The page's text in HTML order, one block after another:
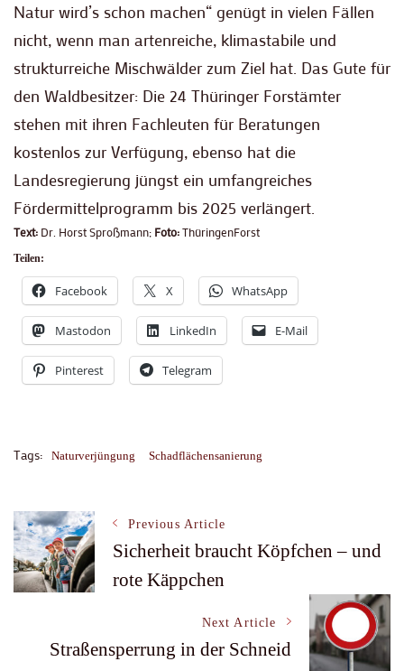
Natur wird’s schon machen“ genügt in vielen Fällen
nicht, wenn man artenreiche, klimastabile und
strukturreiche Mischwälder zum Ziel hat. Das Gute für
den Waldbesitzer: Die 24 Thüringer Forstämter
stehen mit ihren Fachleuten für Beratungen
kostenlos zur Verfügung, ebenso hat die
Landesregierung jüngst ein umfangreiches
Fördermittelprogramm bis 2025 verlängert.
Text: Dr. Horst Sproßmann; Foto:ThüringenForst
Teilen:
Facebook X WhatsApp
Mastodon LinkedIn E-Mail
Pinterest Telegram
Tags: Naturverjüngung Schadflächensanierung
Post
Navigation
Previous Article
Sicherheit braucht Köpfchen – und
rote Käppchen
Next Article
Straßensperrung in der Schneid